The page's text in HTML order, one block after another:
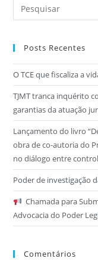
Posts Recentes
O TCE que fiscaliza a
TJMT tranca inquérito
garantias da atuação
Lançamento do livro
obra de co-autoria do
no diálogo entre
Poder de investigação
Chamada para
Advocacia do Poder
Comentários